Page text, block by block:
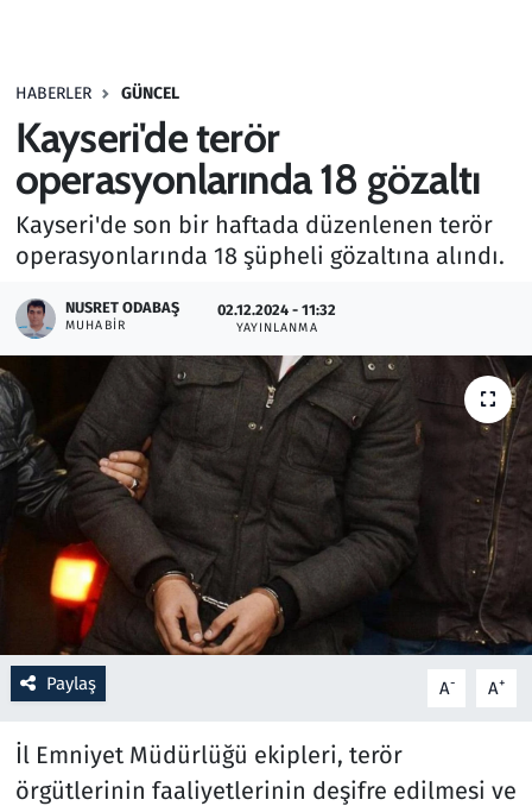
HABERLER GÜNCEL
Kayseri'de terör
operasyonlarında 18 gözaltı
Kayseri'de son bir haftada düzenlenen terör
operasyonlarında 18 şüpheli gözaltına alındı.
NUSRET ODABAŞ
MUHABIR
02.12.2024 - 11:32
YAYINLANMA
Paylaş A- A+
İl Emniyet Müdürlüğü ekipleri, terör
örgütlerinin faaliyetlerinin deşifre edilmesi ve
Haber
Kültür Sanat
Kurumsal Haberler
Otomobil
Oyun
Ramazan
Resmi İlanlar
Rüya Tabirleri
Sağlık
Savunma Sanayi